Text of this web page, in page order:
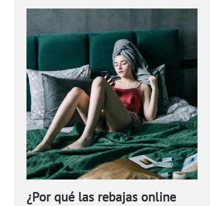
¿Por qué las rebajas online